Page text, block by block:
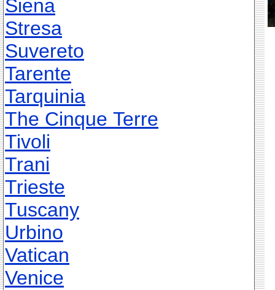
Siena
Stresa
Suvereto
Tarente
Tarquinia
The Cinque Terre
Tivoli
Trani
Trieste
Tuscany
Urbino
Vatican
Venice